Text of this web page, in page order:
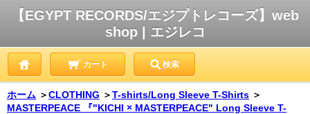
【EGYPT RECORDS/エジプトレコーズ】web
shop | エジレコ
カート 検索
ホーム ＞CLOTHING ＞T-shirts/Long Sleeve T-Shirts ＞
MASTERPEACE 『"KICHI × MASTERPEACE" Long Sleeve T-